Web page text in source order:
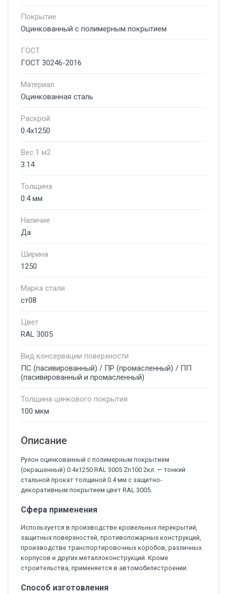
Покрытие
Оцинкованный с полимерным покрытием
ГОСТ
ГОСТ 30246-2016
Материал
Оцинкованная сталь
Раскрой
0.4x1250
Вес 1 м2
3.14
Толщина
0.4 мм
Наличие
Да
Ширина
1250
Марка стали
ст08
Цвет
RAL 3005
Вид консервации поверхности
ПС (пасивированный) / ПР (промасленный) / ПП
(пасивированный и промасленный)
Толщина цинкового покрытия
100 мкм
Описание
Рулон оцинкованный с полимерным покрытием
(окрашенный) 0.4x1250 RAL 3005 Zn100 2кл. — тонкий
стальной прокат толщиной 0.4 мм с защитно-
декоративным покрытием цвет RAL 3005.
Сфера применения
Используется в производстве кровельных перекрытий,
защитных поверхностей, противопожарных конструкций,
производстве транспортировочных коробов, различных
корпусов и других металлоконструкций. Кроме
строительства, применяется в автомобилестроении.
Способ изготовления